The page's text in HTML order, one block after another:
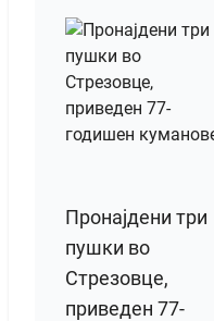
Пронајдени три
пушки во
Стрезовце,
приведен 77-